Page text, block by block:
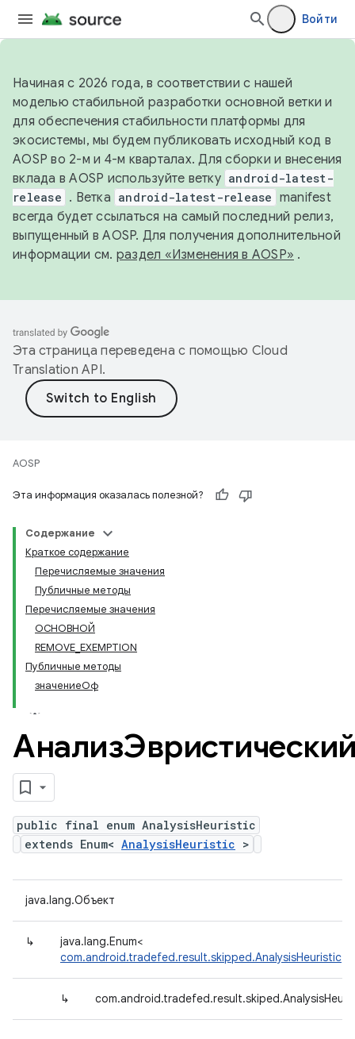
Войти
Начиная с 2026 года, в соответствии с нашей
моделью стабильной разработки основной ветки и
для обеспечения стабильности платформы для
экосистемы, мы будем публиковать исходный код в
AOSP во 2-м и 4-м кварталах. Для сборки и внесения
вклада в AOSP используйте ветку android-latest-
release . Ветка android-latest-release manifest
всегда будет ссылаться на самый последний релиз,
выпущенный в AOSP. Для получения дополнительной
информации см. раздел «Изменения в AOSP» .
Эта страница переведена с помощью Cloud
Translation API.
AOSP
Эта информация оказалась полезной?
Содержание
Краткое содержание
Перечисляемые значения
Публичные методы
Перечисляемые значения
ОСНОВНОЙ
REMOVE_EXEMPTION
Публичные методы
значениеОф
public final enum AnalysisHeuristic
extends Enum< AnalysisHeuristic >
java.lang.Объект
↳
java.lang.Enum<
com.android.tradefed.result.skipped.AnalysisHeuristic
↳